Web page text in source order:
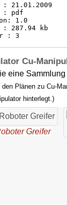
: 21.01.2009
: pdf
1.0
: 287.94 kb
: 3
Cu-
eine
Plänen zu Cu-
hinterlegt.)
Greifer